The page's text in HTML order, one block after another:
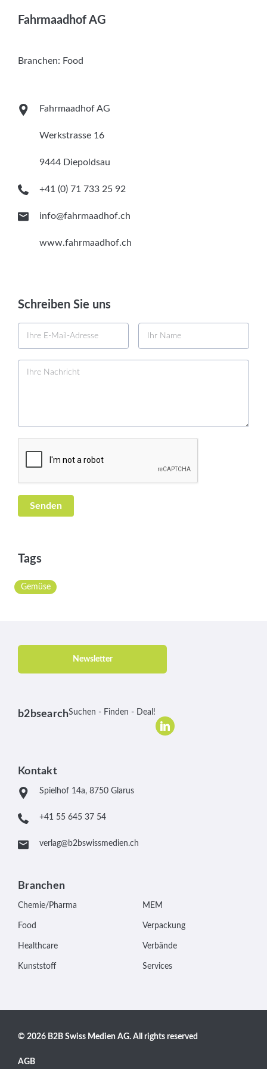
Fahrmaadhof AG
Branchen: Food
Fahrmaadhof AG
Werkstrasse 16
9444 Diepoldsau
+41 (0) 71 733 25 92
info@fahrmaadhof.ch
www.fahrmaadhof.ch
Schreiben Sie uns
Tags
Gemüse
Newsletter
b2bsearchSuchen - Finden - Deal!
Kontakt
Spielhof 14a, 8750 Glarus
+41 55 645 37 54
verlag@b2bswissmedien.ch
Branchen
Chemie/Pharma
Food
Healthcare
Kunststoff
MEM
Verpackung
Verbände
Services
© 2026 B2B Swiss Medien AG. All rights reserved
AGB